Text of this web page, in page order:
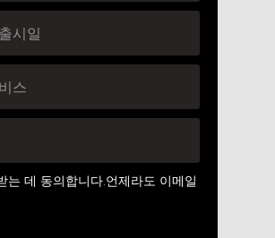
데 동의합니다.언제라도 이메일